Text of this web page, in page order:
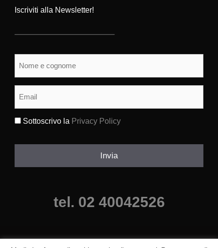
Iscriviti alla Newsletter!
Sottoscrivo la Privacy Policy
Invia
tel. 02 40042526